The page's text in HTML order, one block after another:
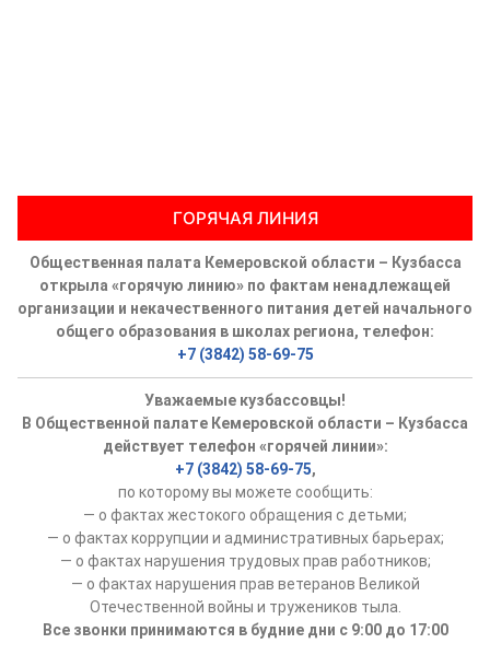
ГОРЯЧАЯ ЛИНИЯ
Общественная палата Кемеровской области – Кузбасса
открыла «горячую линию» по фактам ненадлежащей
организации и некачественного питания детей начального
общего образования в школах региона, телефон:
+7 (3842) 58-69-75
Уважаемые кузбассовцы!
В Общественной палате Кемеровской области – Кузбасса
действует телефон «горячей линии»:
+7 (3842) 58-69-75,
по которому вы можете сообщить:
— о фактах жестокого обращения с детьми;
— о фактах коррупции и административных барьерах;
— о фактах нарушения трудовых прав работников;
— о фактах нарушения прав ветеранов Великой
Отечественной войны и тружеников тыла.
Все звонки принимаются в будние дни с 9:00 до 17:00